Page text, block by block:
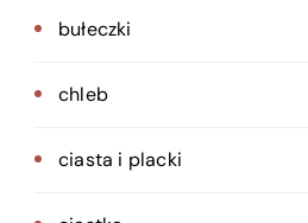
bułeczki
chleb
ciasta i placki